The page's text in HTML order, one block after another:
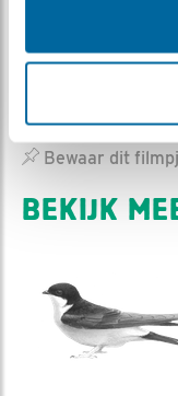
Niels | Geplaatst
Bewaar dit
BEKIJK